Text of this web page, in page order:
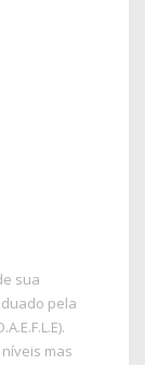
sua
pela
mas